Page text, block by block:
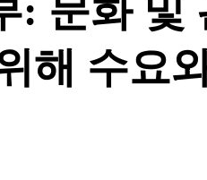
: 문화 및
해 수요